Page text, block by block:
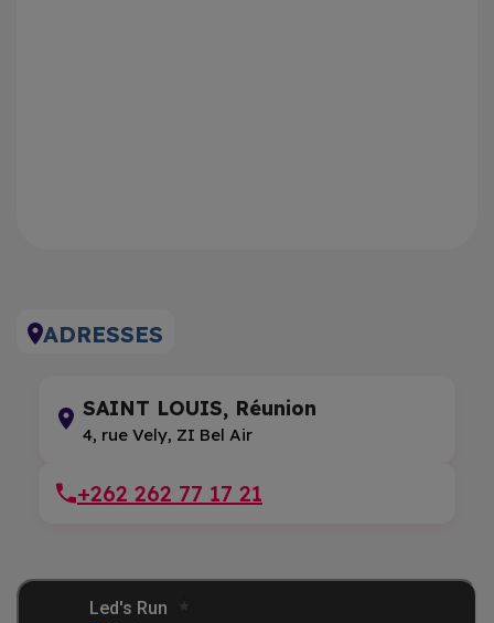
ADRESSES
SAINT LOUIS, Réunion
4, rue Vely, ZI Bel Air
+262 262 77 17 21